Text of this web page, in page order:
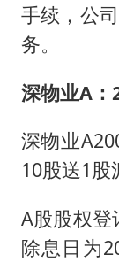
手续，公
务。
深物业A：
深物业
10股送1股
A股股权登
除息日为